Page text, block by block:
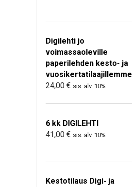
Digilehti jo
voimassaoleville
paperilehden kesto- ja
vuosikertatilaajillemme
24,00 € sis. alv. 10%
6 kk DIGILEHTI
41,00 € sis. alv. 10%
Kestotilaus Digi- ja